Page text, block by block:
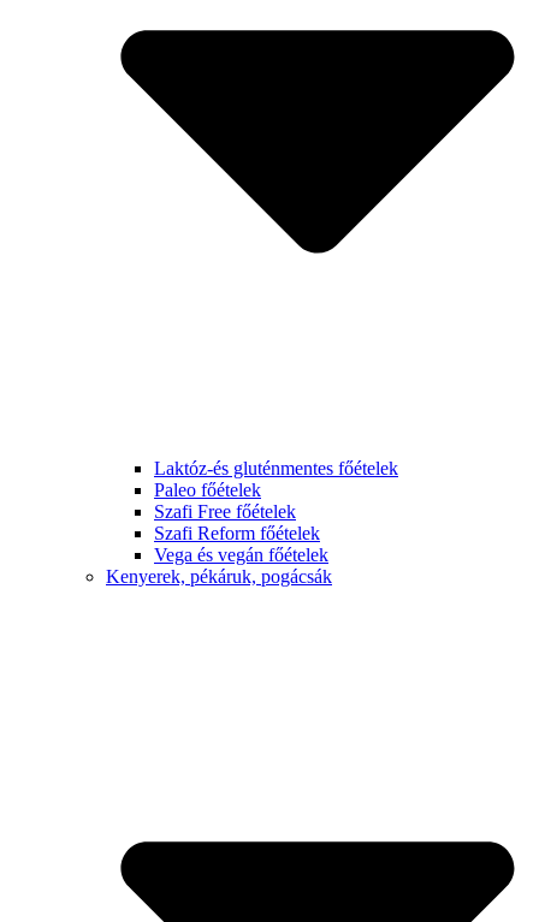
Laktóz-és gluténmentes főételek
Paleo főételek
Szafi Free főételek
Szafi Reform főételek
Vega és vegán főételek
Kenyerek, pékáruk, pogácsák